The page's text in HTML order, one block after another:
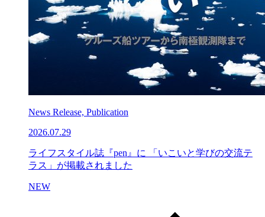
News Release, Publication
2026.07.29
ライフスタイル誌『pen』に 「いこいと学びの交流テ
ラス」が掲載されました
NEW